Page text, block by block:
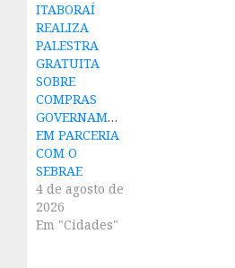
ITABORAÍ
REALIZA
PALESTRA
GRATUITA
SOBRE
COMPRAS
GOVERNAMENTAIS
EM PARCERIA
COM O
SEBRAE
4 de agosto de
2026
Em "Cidades"